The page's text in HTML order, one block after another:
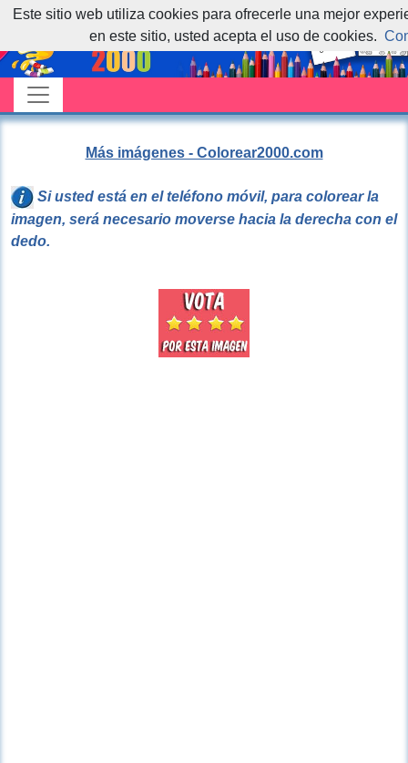
Más imágenes - Colorear2000.com
Si usted está en el teléfono móvil, para colorear la
imagen, será necesario moverse hacia la derecha con el
dedo.
Este sitio web utiliza cookies para ofrecerle una mejor
en este sitio, usted acepta el uso de cookies.